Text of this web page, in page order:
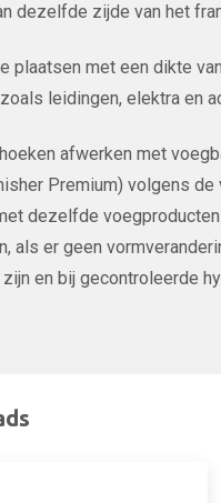
dezelfde zijde van het
plaatsen met een dikte
leidingen, elektra en
afwerken met
Premium) volgens
dezelfde
als er geen
en bij gecontroleerde